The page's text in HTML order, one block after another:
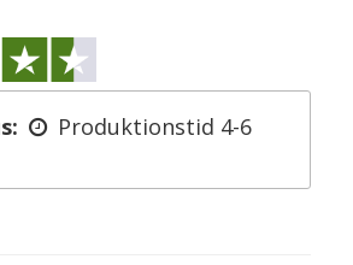
Produktionstid 4-6